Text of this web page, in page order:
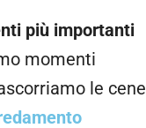
più importanti
momenti
le cene